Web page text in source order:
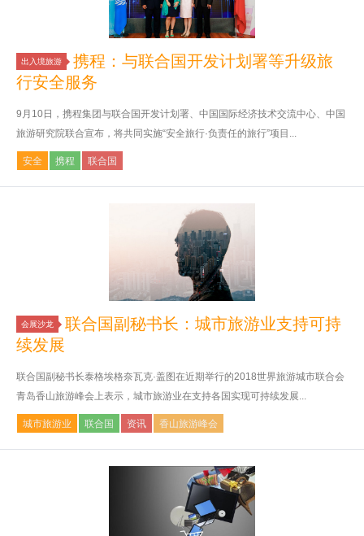
出入境旅游
携程：与联合国开发计划署等升级旅
行安全服务
9月10日，携程集团与联合国开发计划署、中国国际经济技术交流中心、中国
旅游研究院联合宣布，将共同实施“安全旅行·负责任的旅行”项目...
安全 携程 联合国
会展沙龙
联合国副秘书长：城市旅游业支持可持
续发展
联合国副秘书长泰格埃格奈瓦克·盖图在近期举行的2018世界旅游城市联合会
青岛香山旅游峰会上表示，城市旅游业在支持各国实现可持续发展...
城市旅游业 联合国 资讯 香山旅游峰会